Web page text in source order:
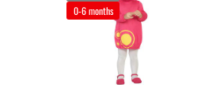
0-6 months